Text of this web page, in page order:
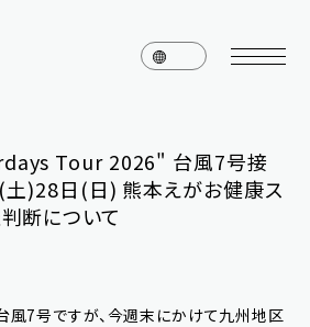
news
profile
Tour 2026" 台風7号接
)28日(日) 熊本えがお健康ス
断について
風7号ですが、今週末にかけて九州地区